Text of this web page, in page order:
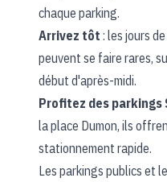
chaque parking.
Arrivez tôt : les jours
peuvent se faire rares,
début d'après-midi.
Profitez des parkings
la place Dumon, ils
stationnement rapide.
Les parkings publics et